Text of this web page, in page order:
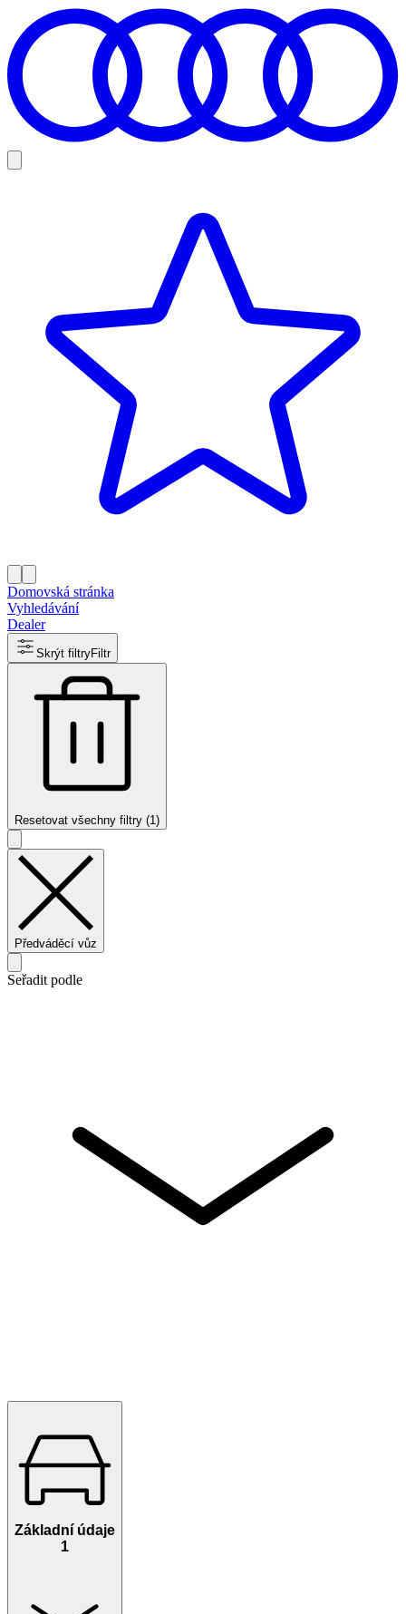
Domovská stránka
Vyhledávání
Dealer
Skrýt filtryFiltr
Resetovat všechny filtry (1)
Předváděcí vůz
Seřadit podle
Základní údaje
1